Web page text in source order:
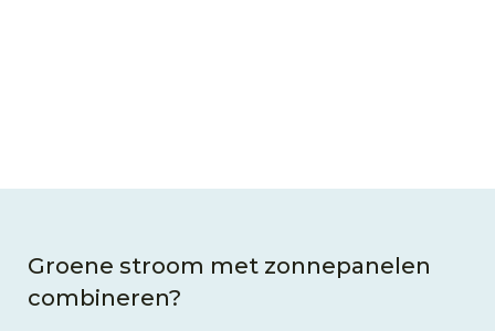
Groene stroom met zonnepanelen
combineren?